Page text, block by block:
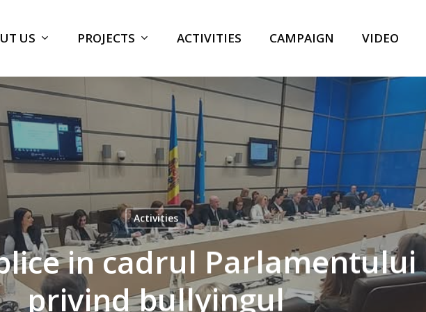
US PROJECTS ACTIVITIES CAMPAIGN VIDEO
Activities
in cadrul Parlamentului
privind bullyingul